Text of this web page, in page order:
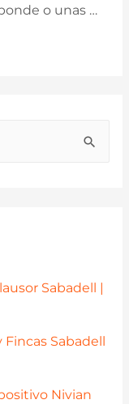
Sabadell |
Sabadell
Nivian
o unas …